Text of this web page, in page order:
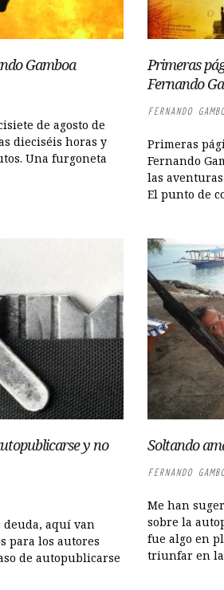
Gamboa
de agosto de
dieciséis horas y
Una furgoneta
Primeras
Fernando
FERNANDO
Primeras
Fernando
las
El punto de
y no
deuda, aquí van
para los autores
de autopublicarse
Soltando
FERNANDO
Me han
sobre la
fue algo en
triunfar en la